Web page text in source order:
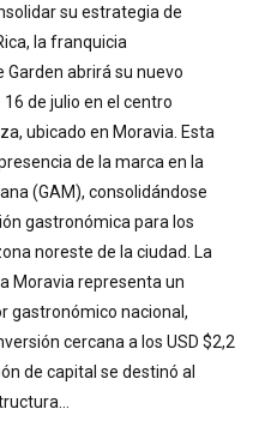
su estrategia de
la franquicia
Garden abrirá su nuevo
de julio en el centro
ubicado en Moravia. Esta
de la marca en la
(GAM), consolidándose
gastronómica para los
noreste de la ciudad. La
Moravia representa un
gastronómico nacional,
cercana a los USD $2,2
de capital se destinó al